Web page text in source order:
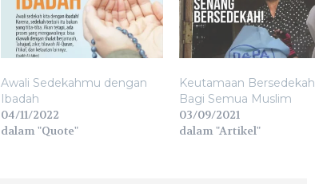
Awali Sedekahmu dengan
Ibadah
04/11/2022
dalam "Quote"
Keutamaan Bersedekah
Bagi Semua Muslim
03/09/2021
dalam "Artikel"